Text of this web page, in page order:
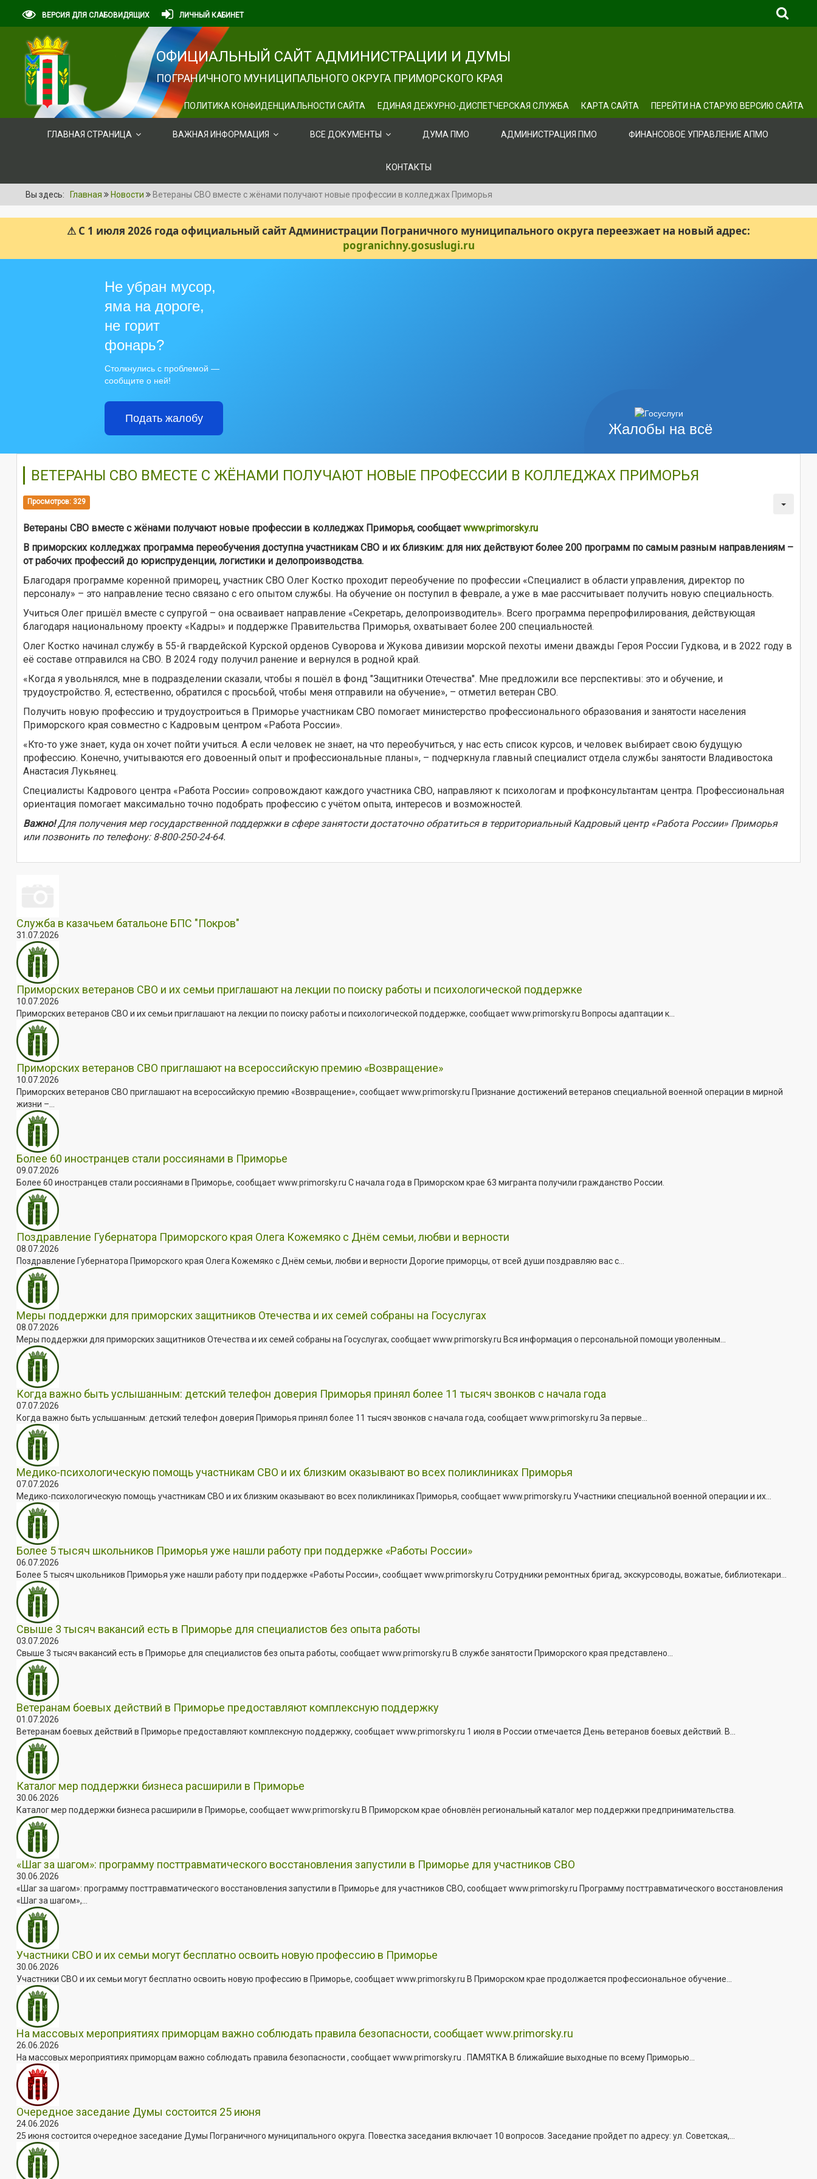
ВЕРСИЯ ДЛЯ СЛАБОВИДЯЩИХ ЛИЧНЫЙ КАБИНЕТ
ОФИЦИАЛЬНЫЙ САЙТ АДМИНИСТРАЦИИ И ДУМЫ
ПОГРАНИЧНОГО МУНИЦИПАЛЬНОГО ОКРУГА ПРИМОРСКОГО КРАЯ
ПОЛИТИКА КОНФИДЕНЦИАЛЬНОСТИ САЙТА ЕДИНАЯ ДЕЖУРНО-ДИСПЕТЧЕРСКАЯ СЛУЖБА КАРТА САЙТА ПЕРЕЙТИ НА СТАРУЮ ВЕРСИЮ САЙТА
ГЛАВНАЯ СТРАНИЦА ВАЖНАЯ ИНФОРМАЦИЯ ВСЕ ДОКУМЕНТЫ ДУМА ПМО АДМИНИСТРАЦИЯ ПМО ФИНАНСОВОЕ УПРАВЛЕНИЕ АПМО
КОНТАКТЫ
Вы здесь: Главная Новости Ветераны СВО вместе с жёнами получают новые профессии в колледжах Приморья
⚠ С 1 июля 2026 года официальный сайт Администрации Пограничного муниципального округа переезжает на новый адрес:
pogranichny.gosuslugi.ru
Жалобы на всё
Не убран мусор,
яма на дороге,
не горит
фонарь?
Столкнулись с проблемой —
сообщите о ней!
Подать жалобу
ВЕТЕРАНЫ СВО ВМЕСТЕ С ЖЁНАМИ ПОЛУЧАЮТ НОВЫЕ ПРОФЕССИИ В КОЛЛЕДЖАХ ПРИМОРЬЯ
Просмотров: 329
Ветераны СВО вместе с жёнами получают новые профессии в колледжах Приморья, сообщаетwww.primorsky.ru
В приморских колледжах программа переобучения доступна участникам СВО и их близким: для них действуют более 200 программ по самым разным направлениям –
от рабочих профессий до юриспруденции, логистики и делопроизводства.
Благодаря программе коренной приморец, участник СВО Олег Костко проходит переобучение по профессии «Специалист в области управления, директор по
персоналу» – это направление тесно связано с его опытом службы. На обучение он поступил в феврале, а уже в мае рассчитывает получить новую специальность.
Учиться Олег пришёл вместе с супругой – она осваивает направление «Секретарь, делопроизводитель». Всего программа перепрофилирования, действующая
благодаря национальному проекту «Кадры» и поддержке Правительства Приморья, охватывает более 200 специальностей.
Олег Костко начинал службу в 55-й гвардейской Курской орденов Суворова и Жукова дивизии морской пехоты имени дважды Героя России Гудкова, и в 2022 году в
её составе отправился на СВО. В 2024 году получил ранение и вернулся в родной край.
«Когда я увольнялся, мне в подразделении сказали, чтобы я пошёл в фонд "Защитники Отечества". Мне предложили все перспективы: это и обучение, и
трудоустройство. Я, естественно, обратился с просьбой, чтобы меня отправили на обучение», – отметил ветеран СВО.
Получить новую профессию и трудоустроиться в Приморье участникам СВО помогает министерство профессионального образования и занятости населения
Приморского края совместно с Кадровым центром «Работа России».
«Кто-то уже знает, куда он хочет пойти учиться. А если человек не знает, на что переобучиться, у нас есть список курсов, и человек выбирает свою будущую
профессию. Конечно, учитываются его довоенный опыт и профессиональные планы», – подчеркнула главный специалист отдела службы занятости Владивостока
Анастасия Лукьянец.
Специалисты Кадрового центра «Работа России» сопровождают каждого участника СВО, направляют к психологам и профконсультантам центра. Профессиональная
ориентация помогает максимально точно подобрать профессию с учётом опыта, интересов и возможностей.
Важно!Для получения мер государственной поддержки в сфере занятости достаточно обратиться в территориальный Кадровый центр «Работа России» Приморья
или позвонить по телефону: 8-800-250-24-64.
Служба в казачьем батальоне БПС "Покров"
31.07.2026
Приморских ветеранов СВО и их семьи приглашают на лекции по поиску работы и психологической поддержке
10.07.2026
Приморских ветеранов СВО и их семьи приглашают на лекции по поиску работы и психологической поддержке, сообщает www.primorsky.ru Вопросы адаптации к...
Приморских ветеранов СВО приглашают на всероссийскую премию «Возвращение»
10.07.2026
Приморских ветеранов СВО приглашают на всероссийскую премию «Возвращение», сообщает www.primorsky.ru Признание достижений ветеранов специальной военной операции в мирной
жизни –...
Более 60 иностранцев стали россиянами в Приморье
09.07.2026
Более 60 иностранцев стали россиянами в Приморье, сообщает www.primorsky.ru С начала года в Приморском крае 63 мигранта получили гражданство России.
Поздравление Губернатора Приморского края Олега Кожемяко с Днём семьи, любви и верности
08.07.2026
Поздравление Губернатора Приморского края Олега Кожемяко с Днём семьи, любви и верности Дорогие приморцы, от всей души поздравляю вас с...
Меры поддержки для приморских защитников Отечества и их семей собраны на Госуслугах
08.07.2026
Меры поддержки для приморских защитников Отечества и их семей собраны на Госуслугах, сообщает www.primorsky.ru Вся информация о персональной помощи уволенным...
Когда важно быть услышанным: детский телефон доверия Приморья принял более 11 тысяч звонков с начала года
07.07.2026
Когда важно быть услышанным: детский телефон доверия Приморья принял более 11 тысяч звонков с начала года, сообщает www.primorsky.ru За первые...
Медико-психологическую помощь участникам СВО и их близким оказывают во всех поликлиниках Приморья
07.07.2026
Медико-психологическую помощь участникам СВО и их близким оказывают во всех поликлиниках Приморья, сообщает www.primorsky.ru Участники специальной военной операции и их...
Более 5 тысяч школьников Приморья уже нашли работу при поддержке «Работы России»
06.07.2026
Более 5 тысяч школьников Приморья уже нашли работу при поддержке «Работы России», сообщает www.primorsky.ru Сотрудники ремонтных бригад, экскурсоводы, вожатые, библиотекари...
Свыше 3 тысяч вакансий есть в Приморье для специалистов без опыта работы
03.07.2026
Свыше 3 тысяч вакансий есть в Приморье для специалистов без опыта работы, сообщает www.primorsky.ru В службе занятости Приморского края представлено...
Ветеранам боевых действий в Приморье предоставляют комплексную поддержку
01.07.2026
Ветеранам боевых действий в Приморье предоставляют комплексную поддержку, сообщает www.primorsky.ru 1 июля в России отмечается День ветеранов боевых действий. В...
Каталог мер поддержки бизнеса расширили в Приморье
30.06.2026
Каталог мер поддержки бизнеса расширили в Приморье, сообщает www.primorsky.ru В Приморском крае обновлён региональный каталог мер поддержки предпринимательства.
«Шаг за шагом»: программу посттравматического восстановления запустили в Приморье для участников СВО
30.06.2026
«Шаг за шагом»: программу посттравматического восстановления запустили в Приморье для участников СВО, сообщает www.primorsky.ru Программу посттравматического восстановления
«Шаг за шагом»,...
Участники СВО и их семьи могут бесплатно освоить новую профессию в Приморье
30.06.2026
Участники СВО и их семьи могут бесплатно освоить новую профессию в Приморье, сообщает www.primorsky.ru В Приморском крае продолжается профессиональное обучение...
На массовых мероприятиях приморцам важно соблюдать правила безопасности, сообщает www.primorsky.ru
26.06.2026
На массовых мероприятиях приморцам важно соблюдать правила безопасности , сообщает www.primorsky.ru . ПАМЯТКА В ближайшие выходные по всему Приморью...
Очередное заседание Думы состоится 25 июня
24.06.2026
25 июня состоится очередное заседание Думы Пограничного муниципального округа. Повестка заседания включает 10 вопросов. Заседание пройдет по адресу: ул. Советская,...